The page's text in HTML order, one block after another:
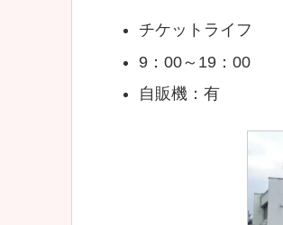
チケットライフ
9：00～19：00
自販機：有